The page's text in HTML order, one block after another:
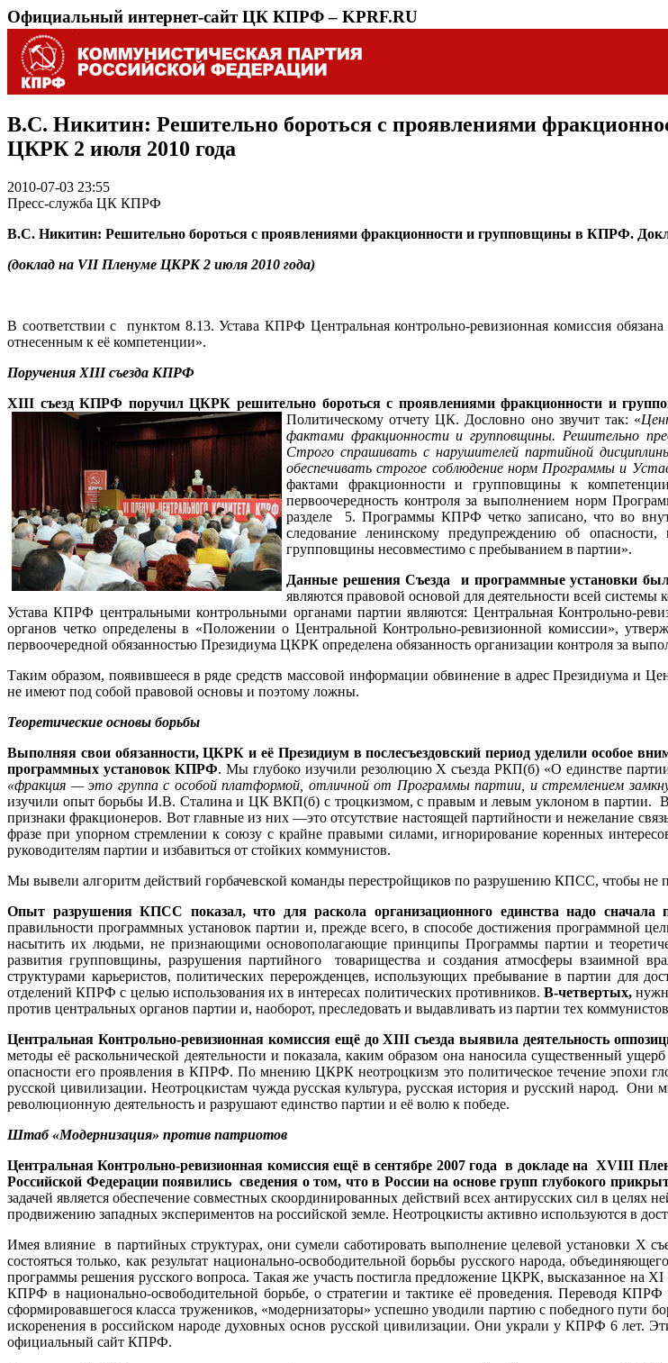
Официальный интернет-сайт ЦК КПРФ – KPRF.RU
В.С. Никитин: Решительно бороться с проявлениями
ЦКРК 2 июля 2010 года
2010-07-03 23:55
Пресс-служба ЦК КПРФ
В.С. Никитин: Решительно бороться с проявлениями фракционности и групповщины в КПРФ.
(доклад на VII Пленуме ЦКРК 2 июля 2010 года)
В соответствии с пунктом 8.13. Устава КПРФ Центральная контрольно-ревизионная комиссия
отнесенным к её компетенции».
Поручения XIIIсъезда КПРФ
ХIII съезд КПРФ поручил ЦКРК решительно бороться с проявлениями фракционности и
Политическому отчету ЦК. Дословно оно звучит так: «
фактами фракционности и групповщины. Решительно
Строго спрашивать с нарушителей партийной
обеспечивать строгое соблюдение норм Программы и
фактами фракционности и групповщины к
первоочередность контроля за выполнением норм
разделе 5. Программы КПРФ четко записано, что во
следование ленинскому предупреждению об
групповщины несовместимо с пребыванием в партии».
Данные решения Съезда и программные установки
являются правовой основой для деятельности всей
Устава КПРФ центральными контрольными органами партии являются: Центральная Контрольно-
органов четко определены в «Положении о Центральной Контрольно-ревизионной комиссии»,
первоочередной обязанностью Президиума ЦКРК определена обязанность организации контроля за
Таким образом, появившееся в ряде средств массовой информации обвинение в адрес Президиума и
не имеют под собой правовой основы и поэтому ложны.
Теоретические основы борьбы
Выполняя свои обязанности, ЦКРК и её Президиум в послесъездовский период уделили особое
программных установок КПРФ. Мы глубоко изучили резолюцию Х съезда РКП(б) «О единстве
«фракция — это группа с особой платформой, отличной от Программы партии, и стремлением
изучили опыт борьбы И.В. Сталина и ЦК ВКП(б) с троцкизмом, с правым и левым уклоном в партии. В
признаки фракционеров. Вот главные из них —это отсутствие настоящей партийности и нежелание
фразе при упорном стремлении к союзу с крайне правыми силами, игнорирование коренных
руководителям партии и избавиться от стойких коммунистов.
Мы вывели алгоритм действий горбачевской команды перестройщиков по разрушению КПСС, чтобы не
Опыт разрушения КПСС показал, что для раскола организационного единства надо сначала
правильности программных установок партии и, прежде всего, в способе достижения программной
насытить их людьми, не признающими основополагающие принципы Программы партии и
развития групповщины, разрушения партийного товарищества и создания атмосферы взаимной
структурами карьеристов, политических перерожденцев, использующих пребывание в партии для
отделений КПРФ с целью использования их в интересах политических противников. В-четвертых,
против центральных органов партии и, наоборот, преследовать и выдавливать из партии тех
Центральная Контрольно-ревизионная комиссия ещё до ХIII съезда выявила деятельность
методы её раскольнической деятельности и показала, каким образом она наносила существенный
опасности его проявления в КПРФ. По мнению ЦКРК неотроцкизм это политическое течение эпохи
русской цивилизации. Неотроцкистам чужда русская культура, русская история и русский народ.
революционную деятельность и разрушают единство партии и её волю к победе.
Штаб «Модернизация» против патриотов
Центральная Контрольно-ревизионная комиссия ещё в сентябре 2007 года в докладе наXVIII
Российской Федерации появились сведения о том, что в России на основе групп глубокого
задачей является обеспечение совместных скоординированных действий всех антирусских сил в целях
продвижению западных экспериментов на российской земле. Неотроцкисты активно используются в
Имея влияние в партийных структурах, они сумели саботировать выполнение целевой установки Х
состояться только, как результат национально-освободительной борьбы русского народа,
программы решения русского вопроса. Такая же участь постигла предложение ЦКРК, высказанное
КПРФ в национально-освободительной борьбе, о стратегии и тактике её проведения. Переводя
сформировавшегося класса тружеников, «модернизаторы» успешно уводили партию с победного пути
искоренения в российском народе духовных основ русской цивилизации. Они украли у КПРФ 6 лет.
официальный сайт КПРФ.